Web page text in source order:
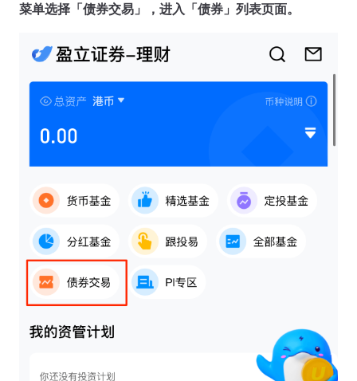
菜单选择「债券交易」，进入「债券」列表页面。